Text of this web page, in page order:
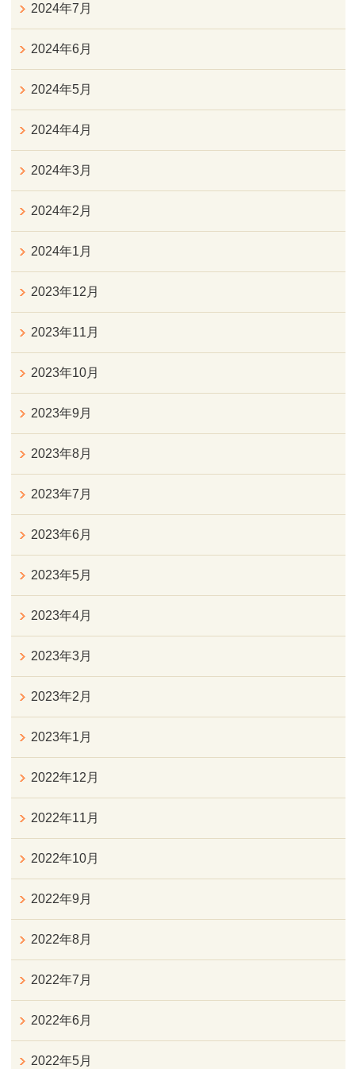
2024年7月
2024年6月
2024年5月
2024年4月
2024年3月
2024年2月
2024年1月
2023年12月
2023年11月
2023年10月
2023年9月
2023年8月
2023年7月
2023年6月
2023年5月
2023年4月
2023年3月
2023年2月
2023年1月
2022年12月
2022年11月
2022年10月
2022年9月
2022年8月
2022年7月
2022年6月
2022年5月